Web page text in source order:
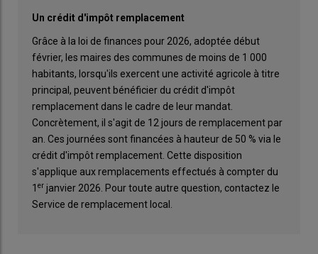
Un crédit d'impôt remplacement
Grâce à la loi de finances pour 2026, adoptée début
février, les maires des communes de moins de 1 000
habitants, lorsqu'ils exercent une activité agricole à titre
principal, peuvent bénéficier du crédit d'impôt
remplacement dans le cadre de leur mandat.
Concrètement, il s'agit de 12 jours de remplacement par
an. Ces journées sont financées à hauteur de 50 % via le
crédit d'impôt remplacement. Cette disposition
s'applique aux remplacements effectués à compter du
1 er janvier 2026. Pour toute autre question, contactez le
Service de remplacement local.